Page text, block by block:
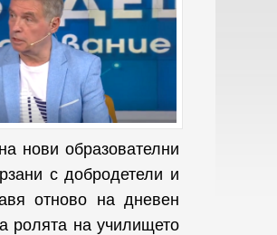
нови образователни
с добродетели и
отново на дневен
ролята на училището